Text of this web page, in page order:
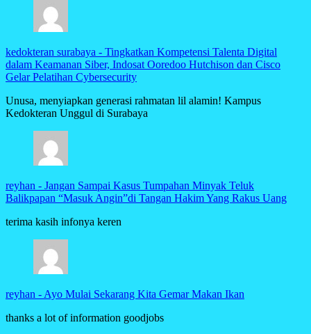
kedokteran surabaya - Tingkatkan Kompetensi Talenta Digital
dalam Keamanan Siber, Indosat Ooredoo Hutchison dan Cisco
Gelar Pelatihan Cybersecurity
Unusa, menyiapkan generasi rahmatan lil alamin! Kampus
Kedokteran Unggul di Surabaya
reyhan - Jangan Sampai Kasus Tumpahan Minyak Teluk
Balikpapan “Masuk Angin”di Tangan Hakim Yang Rakus Uang
terima kasih infonya keren
reyhan - Ayo Mulai Sekarang Kita Gemar Makan Ikan
thanks a lot of information goodjobs